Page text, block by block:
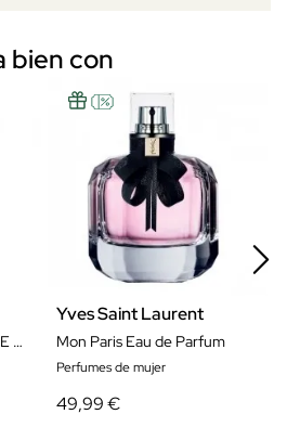
bien con
TOP SECRETS MOISTURE BASE 40ML
Yves Saint Laurent
Mon Paris Eau de Parfum
Perfumes de mujer
49,99 €